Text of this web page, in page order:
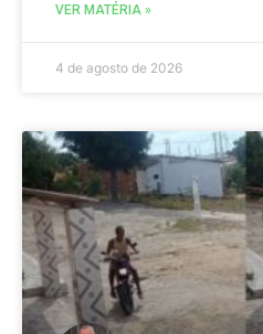
VER MATÉRIA »
4 de agosto de 2026